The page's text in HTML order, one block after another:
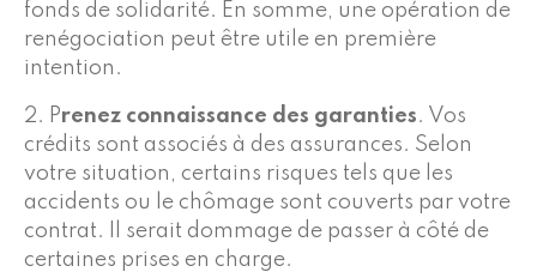
fonds de solidarité. En somme, une opération de
renégociation peut être utile en première
intention.
2. Prenez connaissance des garanties. Vos
crédits sont associés à des assurances. Selon
votre situation, certains risques tels que les
accidents ou le chômage sont couverts par votre
contrat. Il serait dommage de passer à côté de
certaines prises en charge.